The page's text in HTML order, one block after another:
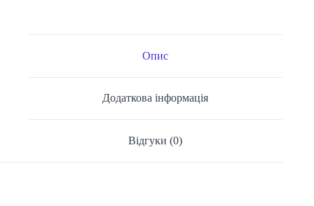
Опис
Додаткова інформація
Відгуки (0)